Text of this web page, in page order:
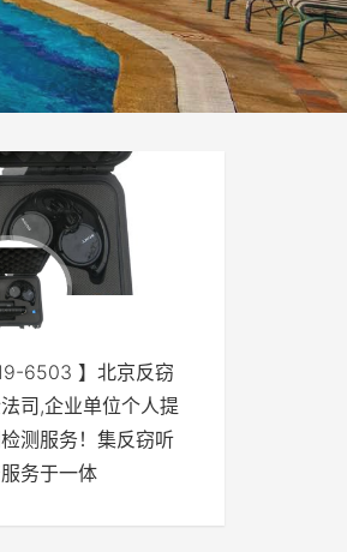
6503 】北京反窃
司,企业单位个人提
测服务！集反窃听
务于一体